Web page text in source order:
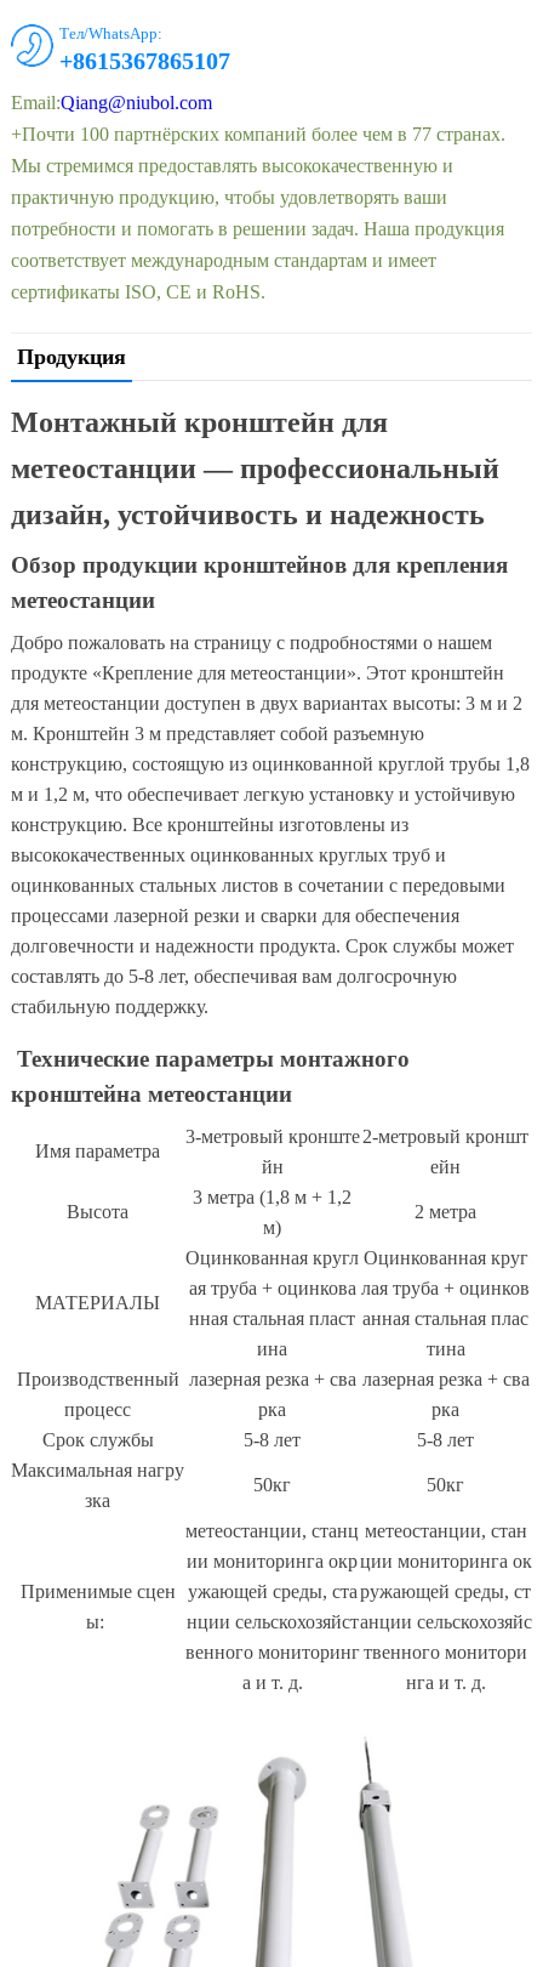
Тел/WhatsApp:
+8615367865107
Email:Qiang@niubol.com
+Почти 100 партнёрских компаний более чем в 77 странах.
Мы стремимся предоставлять высококачественную и
практичную продукцию, чтобы удовлетворять ваши
потребности и помогать в решении задач. Наша продукция
соответствует международным стандартам и имеет
сертификаты ISO, CE и RoHS.
Продукция
Монтажный кронштейн для
метеостанции — профессиональный
дизайн, устойчивость и надежность
Обзор продукции кронштейнов для крепления
метеостанции
Добро пожаловать на страницу с подробностями о нашем
продукте «Крепление для метеостанции». Этот кронштейн
для метеостанции доступен в двух вариантах высоты: 3 м и 2
м. Кронштейн 3 м представляет собой разъемную
конструкцию, состоящую из оцинкованной круглой трубы 1,8
м и 1,2 м, что обеспечивает легкую установку и устойчивую
конструкцию. Все кронштейны изготовлены из
высококачественных оцинкованных круглых труб и
оцинкованных стальных листов в сочетании с передовыми
процессами лазерной резки и сварки для обеспечения
долговечности и надежности продукта. Срок службы может
составлять до 5-8 лет, обеспечивая вам долгосрочную
стабильную поддержку.
Технические параметры монтажного
кронштейна метеостанции
Имя параметра
3-метровый кронште
йн
2-метровый кроншт
ейн
Высота
3 метра (1,8 м + 1,2
м)
2 метра
МАТЕРИАЛЫ
Оцинкованная кругл
ая труба + оцинкова
нная стальная пласт
ина
Оцинкованная круг
лая труба + оцинков
анная стальная плас
тина
Производственный
процесс
лазерная резка + сва
рка
лазерная резка + сва
рка
Срок службы
5-8 лет
5-8 лет
Максимальная нагру
зка
50кг 50кг
Применимые сцен
ы:
метеостанции, станц
ии мониторинга окр
ужающей среды, ста
нции сельскохозяйст
венного мониторинг
а и т. д.
метеостанции, стан
ции мониторинга ок
ружающей среды, ст
анции сельскохозяйс
твенного монитори
нга и т. д.